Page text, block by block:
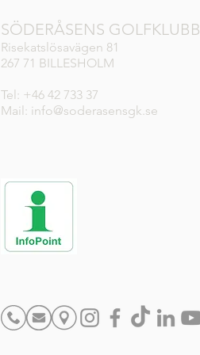
SÖDERÅSENS GOLFKLUBB
Risekatslösavägen 81
267 71 BILLESHOLM
Tel: +46 42 733 37
Mail: info@soderasensgk.se